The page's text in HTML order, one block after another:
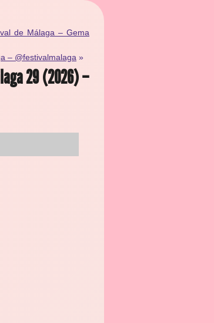
de Málaga – Gema
– @festivalmalaga »
29 (2026) –